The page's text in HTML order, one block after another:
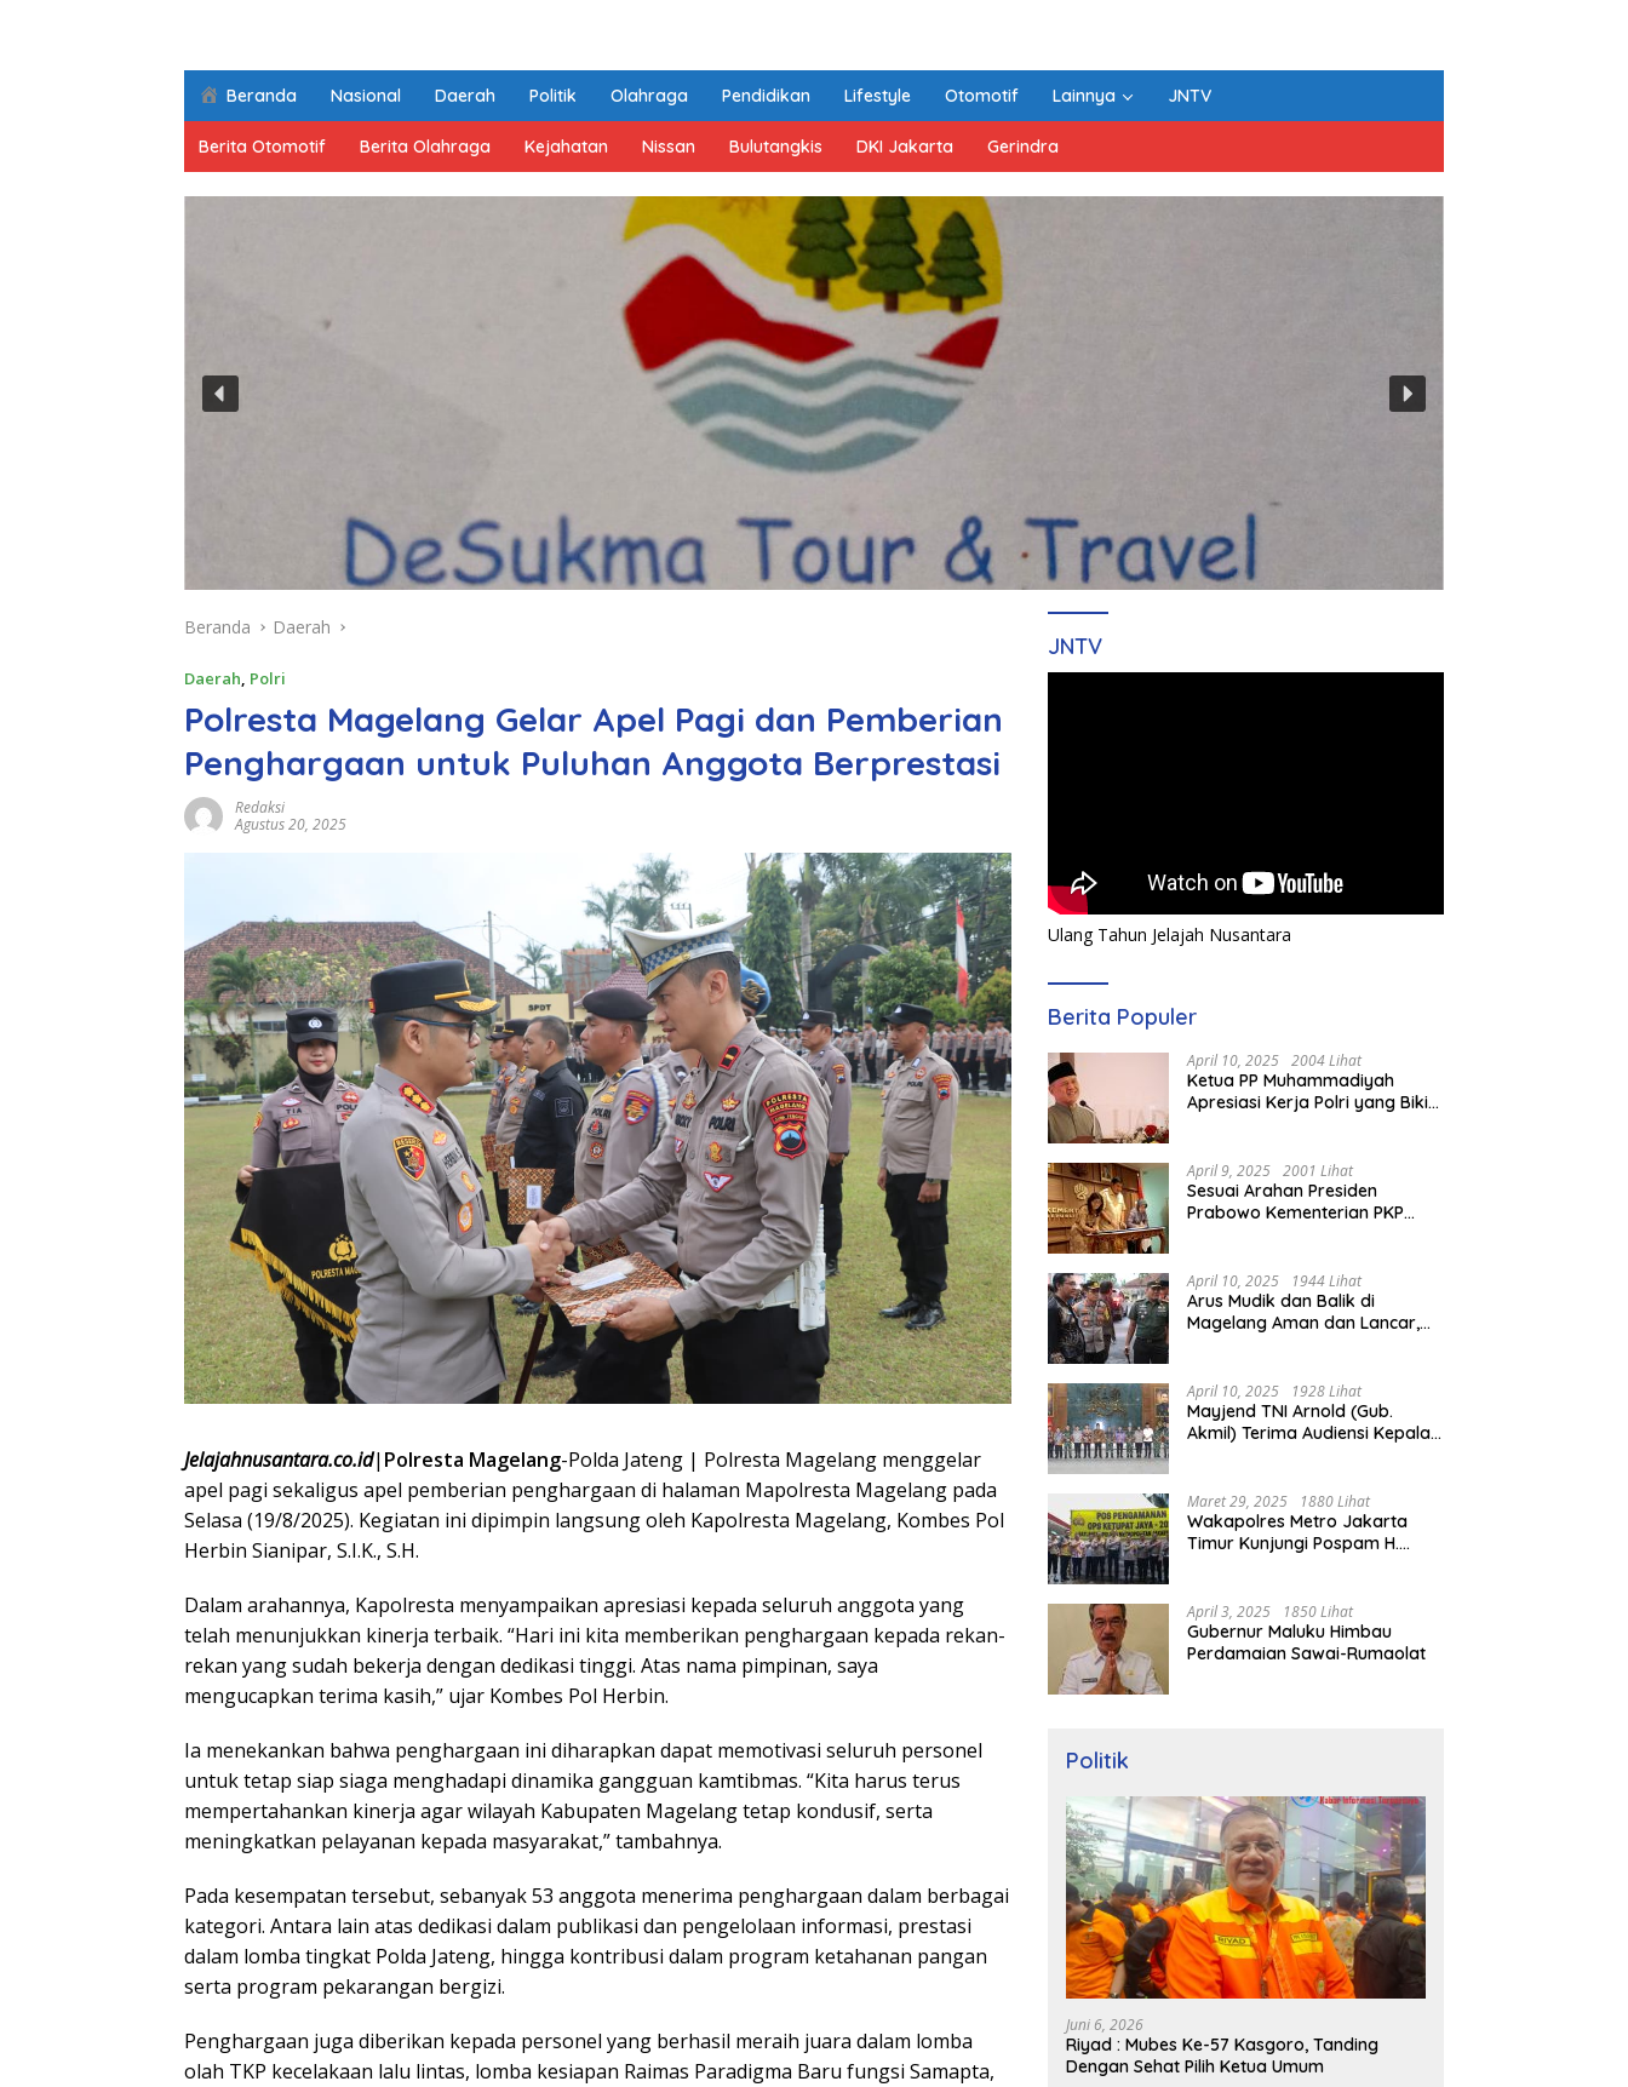
Beranda Nasional Daerah Politik Olahraga Pendidikan Lifestyle Otomotif Lainnya JNTV
Berita Otomotif Berita Olahraga Kejahatan Nissan Bulutangkis DKI Jakarta Gerindra
Beranda Daerah
Daerah, Polri
Polresta Magelang Gelar Apel Pagi dan Pemberian
Penghargaan untuk Puluhan Anggota Berprestasi
Redaksi
Agustus 20, 2025
Jelajahnusantara.co.id| Polresta Magelang-Polda Jateng | Polresta Magelang menggelar
apel pagi sekaligus apel pemberian penghargaan di halaman Mapolresta Magelang pada
Selasa (19/8/2025). Kegiatan ini dipimpin langsung oleh Kapolresta Magelang, Kombes Pol
Herbin Sianipar, S.I.K., S.H.
Dalam arahannya, Kapolresta menyampaikan apresiasi kepada seluruh anggota yang
telah menunjukkan kinerja terbaik. “Hari ini kita memberikan penghargaan kepada rekan-
rekan yang sudah bekerja dengan dedikasi tinggi. Atas nama pimpinan, saya
mengucapkan terima kasih,” ujar Kombes Pol Herbin.
Ia menekankan bahwa penghargaan ini diharapkan dapat memotivasi seluruh personel
untuk tetap siap siaga menghadapi dinamika gangguan kamtibmas. “Kita harus terus
mempertahankan kinerja agar wilayah Kabupaten Magelang tetap kondusif, serta
meningkatkan pelayanan kepada masyarakat,” tambahnya.
Pada kesempatan tersebut, sebanyak 53 anggota menerima penghargaan dalam berbagai
kategori. Antara lain atas dedikasi dalam publikasi dan pengelolaan informasi, prestasi
dalam lomba tingkat Polda Jateng, hingga kontribusi dalam program ketahanan pangan
serta program pekarangan bergizi.
Penghargaan juga diberikan kepada personel yang berhasil meraih juara dalam lomba
olah TKP kecelakaan lalu lintas, lomba kesiapan Raimas Paradigma Baru fungsi Samapta,
JNTV
Ulang Tahun Jelajah Nusantara
Berita Populer
April 10, 2025 2004 Lihat
Ketua PP Muhammadiyah
Apresiasi Kerja Polri yang Bikin
April 9, 2025 2001 Lihat
Sesuai Arahan Presiden
Prabowo Kementerian PKP
April 10, 2025 1944 Lihat
Arus Mudik dan Balik di
Magelang Aman dan Lancar,
April 10, 2025 1928 Lihat
Mayjend TNI Arnold (Gub.
Akmil) Terima Audiensi Kepala
Maret 29, 2025 1880 Lihat
Wakapolres Metro Jakarta
Timur Kunjungi Pospam H.
April 3, 2025 1850 Lihat
Gubernur Maluku Himbau
Perdamaian Sawai-Rumaolat
Politik
Juni 6, 2026
Riyad : Mubes Ke-57 Kasgoro, Tanding
Dengan Sehat Pilih Ketua Umum